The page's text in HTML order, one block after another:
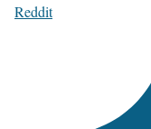
Reddit